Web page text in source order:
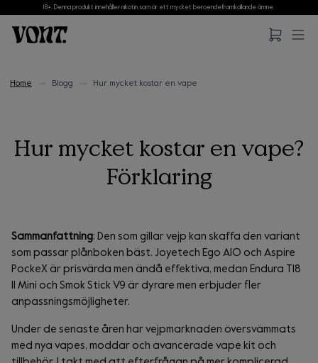
Hoppa till huvudinnehåll
18+. Denna produkt innehåller nikotin som är ett mycket beroendeframkallande ämne.
Home Blogg Hur mycket kostar en vape
Hur mycket kostar en vape?
Förklaring
Sammanfattning: Den som gillar vejp kan skaffa den variant
som passar plånboken bäst. Joyetech Ego AIO och Aspire
PockeX är prisvärda men ändå effektiva, medan Endura T18
II Mini och Smok Stick V9 är dyrare men erbjuder fler
anpassningsmöjligheter.
Under de senaste åren har vejpmarknaden översvämmats
med nya vapes, moddar och avancerade vape kit och